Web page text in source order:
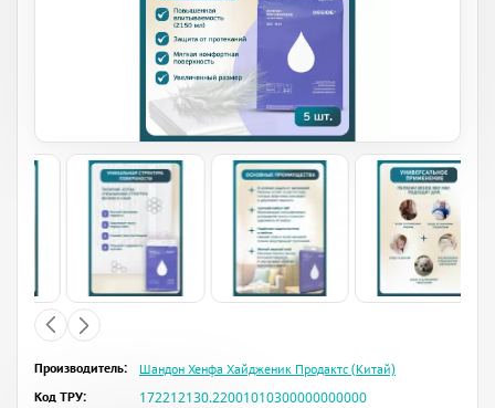
Производитель:
Шандон Хенфа Хайдженик Продактс (Китай)
Код ТРУ:
172212130.22001010300000000000